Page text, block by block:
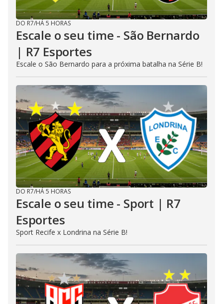
DO R7/HÁ 5 HORAS
Escale o seu time - São Bernardo
| R7 Esportes
Escale o São Bernardo para a próxima batalha na Série B!
DO R7/HÁ 5 HORAS
Escale o seu time - Sport | R7
Esportes
Sport Recife x Londrina na Série B!